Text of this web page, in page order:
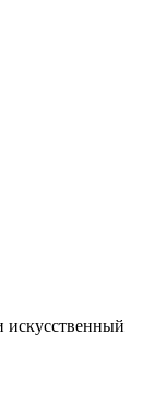
искусственный